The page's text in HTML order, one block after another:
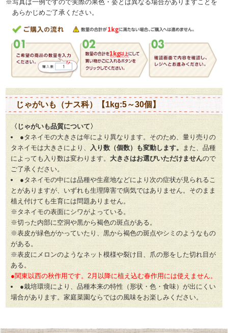
※写真は一例ですので実際の果色・姿とは異なる場合がありますことを
あらかじめご了承ください。
じゃがいも（ナス科）【1kg:5～30個】
〈じゃがいも品質について〉
●タネイモの大きさは年により異なります。そのため、量り売りの
タネイモは大きさにより、
入り数（個数）も変動します。
また、品種
によっても入り数は変わります。大きさはお選びいただけませんので
ご了承ください。
●タネイモの中には品種や生産地などにより次の症状が見られるこ
とがありますが、いずれも生理障害で病気ではありません。そのまま
植え付けても生育には問題ありません。
※タネイモの表面にシワがよっている。
※切った内部に空洞や黒から褐色の斑点がある。
※表皮が緑色がかっていたり、黒から褐色の斑点やシミのようなもの
がある。
※表皮にメロンのようなネット模様や裂け目、爪の形をした切れ目が
ある。
●関東以西の秋作用です。2月以降に植え込む春作用には使えません。
●栽培環境により、品種本来の特性（形状・色・食味）が出にくい
場合があります。家庭菜園ならではの風味をお楽しみください。